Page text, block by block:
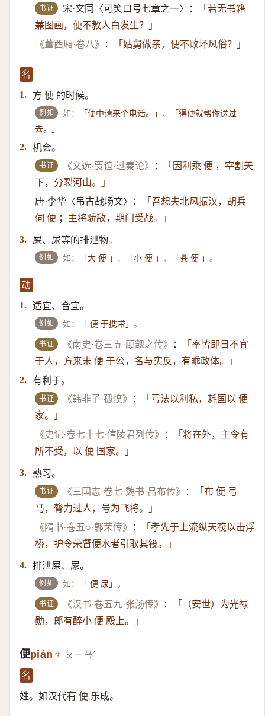
书证 宋·文同〈可笑口号七章之一〉：
「若无书籍
兼图画，便不教人白发生？」
《董西厢·卷八》
： 「姑舅做亲，便不败坏风俗？」
名
1.
方 便 的时候。
例如 如： 「便中请来个电话。」 、
「得便就帮你送过
去。」
2. 机会。
书证 《文选·贾谊·过秦论》 ：
「因利乘 便 ，宰割天
下，分裂河山。」
唐·李华〈吊古战场文〉：
「吾想夫北风振汉，胡兵
伺 便 ；主将骄敌，期门受战。」
3. 屎、尿等的排泄物。
例如 如： 「大 便 」 、 「小 便 」 、 「粪 便 」。
动
1. 适宜、合宜。
例如 如： 「 便 于携带」。
书证 《南史·卷三五·顾觊之传》 ：
「率皆即日不宜
于人，方来未 便 于公，名与实反，有乖政体。」
2. 有利于。
书证 《韩非子·孤愤》 ：
「亏法以利私，耗国以 便
家。」
《史记·卷七十七·信陵君列传》
：
「将在外，主令有
所不受，以 便 国家。」
3. 熟习。
书证 《三国志·卷七·魏书·吕布传》 ：
「布 便 弓
马，膂力过人，号为飞将。」
《隋书·卷五○·郭荣传》
：
「孝先于上流纵天筏以击浮
桥，护令荣督便水者引取其筏。」
4. 排泄屎、尿。
例如 如： 「 便 尿」。
书证 《汉书·卷五九·张汤传》 ：
「（安世）​为光禄
勋，郎有醉小 便 殿上。」
便pián ㄆㄧㄢˊ
名
姓。如汉代有 便 乐成。